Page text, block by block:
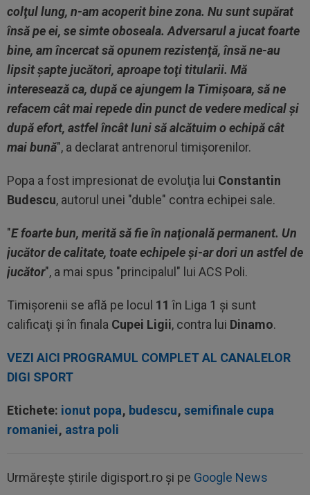
colţul lung, n-am acoperit bine zona. Nu sunt supărat
însă pe ei, se simte oboseala. Adversarul a jucat foarte
bine, am încercat să opunem rezistenţă, însă ne-au
lipsit şapte jucători, aproape toţi titularii. Mă
interesează ca, după ce ajungem la Timişoara, să ne
refacem cât mai repede din punct de vedere medical şi
după efort, astfel încât luni să alcătuim o echipă cât
mai bună", a declarat antrenorul timişorenilor.
Popa a fost impresionat de evoluţia lui Constantin
Budescu, autorul unei "duble" contra echipei sale.
"E foarte bun, merită să fie în naţională permanent. Un
jucător de calitate, toate echipele şi-ar dori un astfel de
jucător", a mai spus "principalul" lui ACS Poli.
Timişorenii se află pe locul 11 în Liga 1 şi sunt
calificaţi şi în finala Cupei Ligii, contra lui Dinamo.
VEZI AICI PROGRAMUL COMPLET AL CANALELOR
DIGI SPORT
Etichete: ionut popa, budescu, semifinale cupa
romaniei, astra poli
Urmărește știrile digisport.ro și pe Google News